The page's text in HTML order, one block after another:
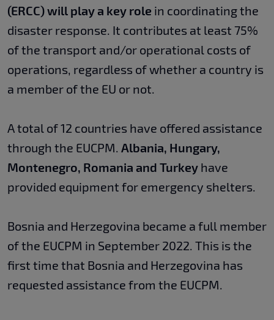
(ERCC) will play a key role in coordinating the
disaster response. It contributes at least 75%
of the transport and/or operational costs of
operations, regardless of whether a country is
a member of the EU or not.
A total of 12 countries have offered assistance
through the EUCPM. Albania, Hungary,
Montenegro, Romania and Turkey have
provided equipment for emergency shelters.
Bosnia and Herzegovina became a full member
of the EUCPM in September 2022. This is the
first time that Bosnia and Herzegovina has
requested assistance from the EUCPM.